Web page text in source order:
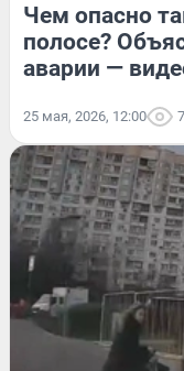
Чем опасно
полосе?
аварии —
25 мая, 2026, 12:00